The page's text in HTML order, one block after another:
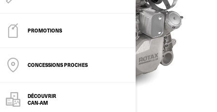
PROMOTIONS
CONCESSIONS PROCHES
DÉCOUVRIR
CAN-AM